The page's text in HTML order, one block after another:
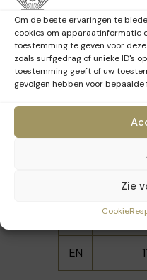
Om de beste ervaringen te
cookies om apparaatinformatie
toestemming te geven voor
zoals surfgedrag of unieke ID's
toestemming geeft of uw
gevolgen hebben voor
Zie
Cookie
EN
Zondag
10u30 ·
EN